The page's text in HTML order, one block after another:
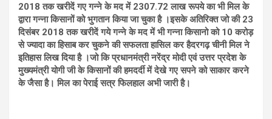
2018 तक खरीदें गए गन्ने के मद में 2307.72 लाख रूपये का भी मिल के
द्वारा गन्ना किसानों को भुगतान किया जा चुका है ।इसके अतिरिक्त जो की 23
दिसंबर 2018 तक खरीदें गये गन्ने के मद में भी गन्ना किसानो को 10 करोड़
से ज्यादा का हिसाब कर चुकने की सफलता हासिल कर हैदरगढ़ चीनी मिल ने
इतिहास लिख दिया है ।जो कि प्रधानमंत्री नरेंद्र मोदी एवं उत्तर प्रदेश के
मुख्यमंत्री योगी जी के किसानों की हमदर्दी में देखे गए सपने को साकार करने
के जैसा है। मिल का पेराई सत्र फिलहाल अभी जारी है।